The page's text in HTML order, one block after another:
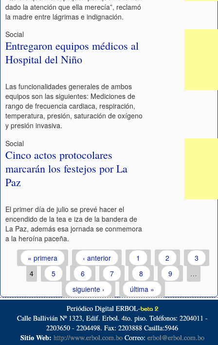
dado la atención que ella merecía”, reclamó
la madre entre lágrimas e indignación.
Social
Entregaron equipos médicos al
Hospital del Niño
Las funcionalidades generales de ambos
equipos son las siguientes: Mediciones de
rango de frecuencia cardiaca, respiración,
temperatura, presión, saturación de oxígeno
y presión invasiva.
Social
Cinco actos protocolares
marcarán los festejos por La
Paz
El primer día de julio se prevé hacer el
encendido de la tea e iza de la bandera de
La Paz, además esa jornada se conmemora
a la heroína paceña.
Páginas
« primera ‹ anterior 1 2
3
4
5 6 7 8 9
…
siguiente ›
última »
Periódico Digital ERBOL-beta 2
Calle Ballivián Nº 1323, Edif. Erbol. 4to. piso. Teléfonos: 2204011 -
2203650 - 2204498. Fax: 2203888 Casilla:5946
Sitio Web: http://www.erbol.com.boCorreo: erbol@erbol.com.bo